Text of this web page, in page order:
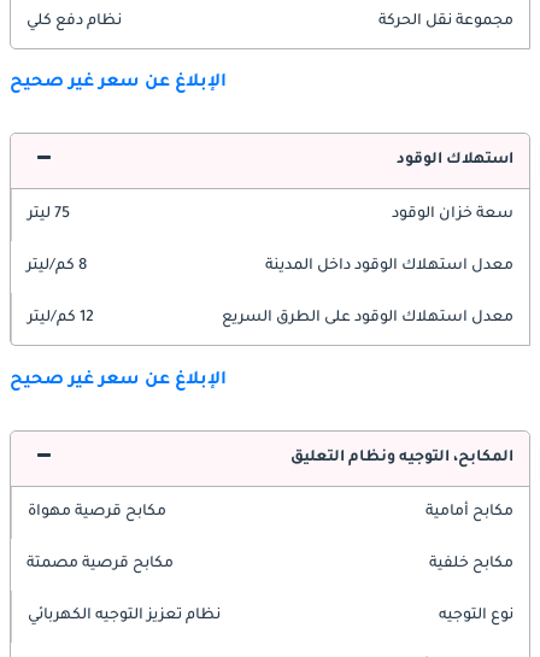
مجموعة نقل الحركة نظام دفع كلي
الإبلاغ عن سعر غير صحيح
استهلاك الوقود
سعة خزان الوقود 75 ليتر
معدل استهلاك الوقود داخل المدينة 8 كم/ليتر
معدل استهلاك الوقود على الطرق السريع 12 كم/ليتر
الإبلاغ عن سعر غير صحيح
المكابح، التوجيه ونظام التعليق
مكابح أمامية مكابح قرصية مهواة
مكابح خلفية مكابح قرصية مصمتة
نوع التوجيه نظام تعزيز التوجيه الكهربائي